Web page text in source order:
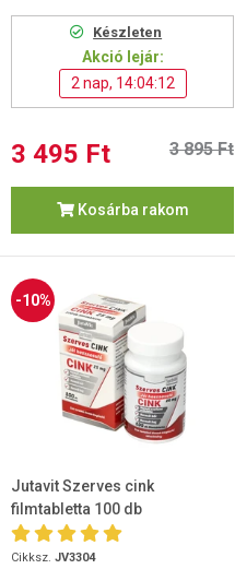
Készleten
Akció lejár:
2 nap, 14:04:11
3 495 Ft 3 895 Ft
Kosárba rakom
-10%
Jutavit Szerves cink
filmtabletta 100 db
Cikksz. JV3304